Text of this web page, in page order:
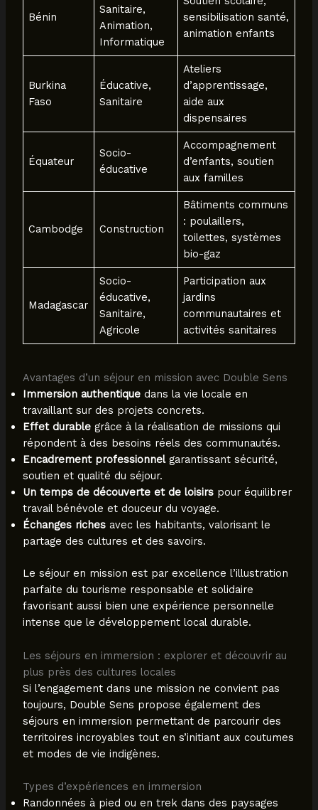
Bénin
Sanitaire,
Animation,
Informatique
sensibilisation santé,
animation enfants
Burkina
Faso
Éducative,
Sanitaire
Ateliers
d’apprentissage,
aide aux
dispensaires
Équateur
Socio-
éducative
Accompagnement
d’enfants, soutien
aux familles
Cambodge Construction
Bâtiments communs
: poulaillers,
toilettes, systèmes
bio-gaz
Madagascar
Socio-
éducative,
Sanitaire,
Agricole
Participation aux
jardins
communautaires et
activités sanitaires
Avantages d’un séjour en mission avec Double Sens
Immersion authentiquedans la vie locale en
travaillant sur des projets concrets.
Effet durablegrâce à la réalisation de missions qui
répondent à des besoins réels des communautés.
Encadrement professionnelgarantissant sécurité,
soutien et qualité du séjour.
Un temps de découverte et de loisirspour équilibrer
travail bénévole et douceur du voyage.
Échanges richesavec les habitants, valorisant le
partage des cultures et des savoirs.
Le séjour en mission est par excellence l’illustration
parfaite du tourisme responsable et solidaire
favorisant aussi bien une expérience personnelle
intense que le développement local durable.
Les séjours en immersion : explorer et découvrir au
plus près des cultures locales
Si l’engagement dans une mission ne convient pas
toujours, Double Sens propose également des
séjours en immersion permettant de parcourir des
territoires incroyables tout en s’initiant aux coutumes
et modes de vie indigènes.
Types d’expériences en immersion
Randonnées à pied ou en trek dans des paysages